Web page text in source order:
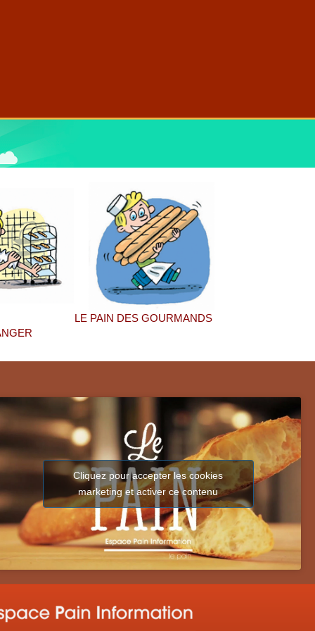
LE PAIN DES GOURMANDS
Cliquez pour accepter les cookies
marketing et activer ce contenu